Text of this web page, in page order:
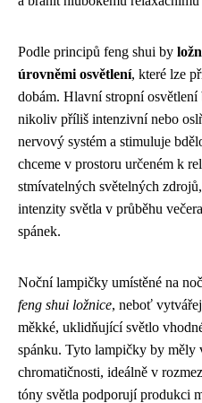
Podle principů feng shui by
úrovněmi osvětlení, které lze
dobám. Hlavní stropní
nikoliv příliš intenzivní nebo
nervový systém a stimuluje
chceme v prostoru určeném k
stmívatelných světelných
intenzity světla v průběhu
spánek.
Noční lampičky umístěné na
feng shui ložnice, neboť
měkké, uklidňující světlo
spánku. Tyto lampičky by měly
chromatičnosti, ideálně v
tóny světla podporují produkci